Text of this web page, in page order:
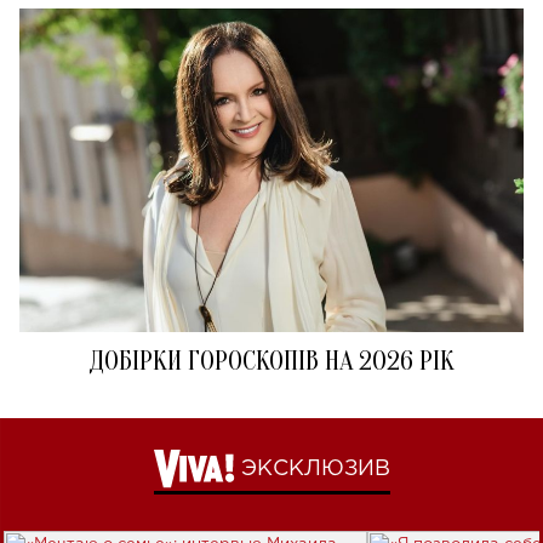
ДОБІРКИ ГОРОСКОПІВ НА 2026 РІК
ЭКСКЛЮЗИВ